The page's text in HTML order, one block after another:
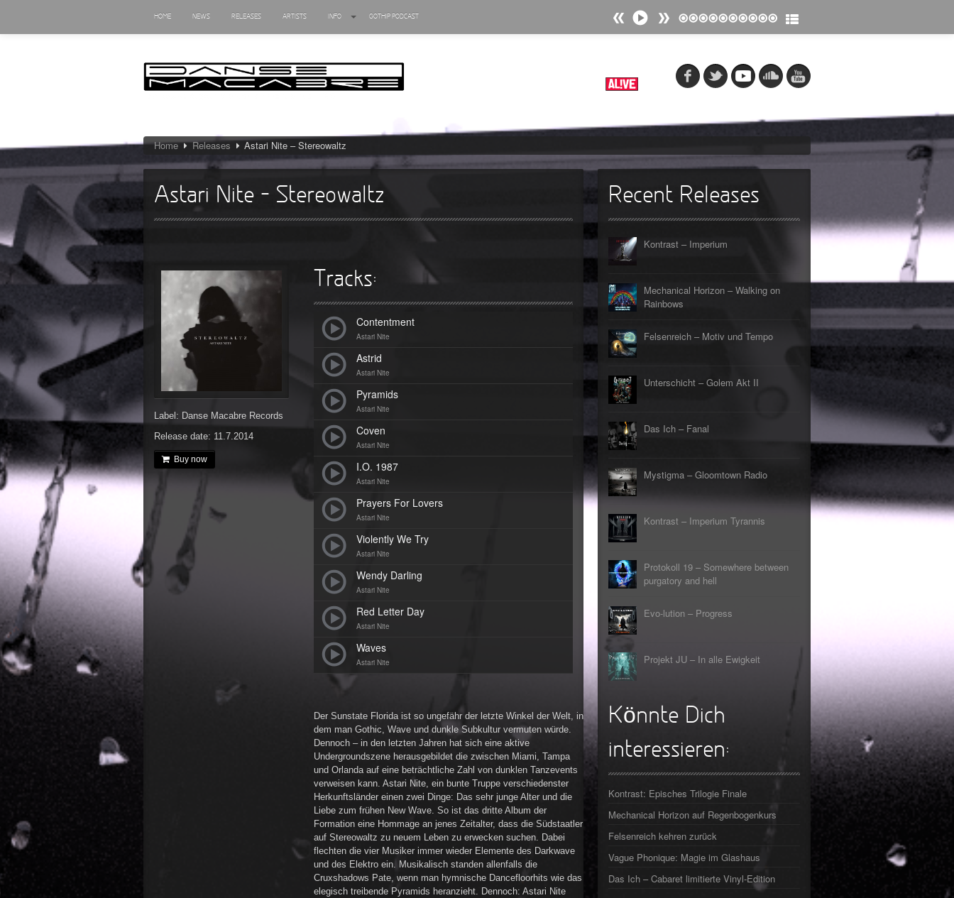
HOME NEWS RELEASES ARTISTS INFO GOTHIP PODCAST
►
►
►
►
►
►
►
Home Releases Astari Nite – Stereowaltz
Astari Nite – Stereowaltz
Label: Danse Macabre Records
Release date: 11.7.2014
Buy now
Tracks:
Contentment
Astari Nite
Astrid
Astari Nite
Pyramids
Astari Nite
Coven
Astari Nite
I.O. 1987
Astari Nite
Prayers For Lovers
Astari Nite
Violently We Try
Astari Nite
Wendy Darling
Astari Nite
Red Letter Day
Astari Nite
Waves
Astari Nite
Der Sunstate Florida ist so ungefähr der letzte Winkel der Welt, in
dem man Gothic, Wave und dunkle Subkultur vermuten würde.
Dennoch – in den letzten Jahren hat sich eine aktive
Undergroundszene herausgebildet die zwischen Miami, Tampa
und Orlanda auf eine beträchtliche Zahl von dunklen Tanzevents
verweisen kann. Astari Nite, ein bunte Truppe verschiedenster
Herkunftsländer einen zwei Dinge: Das sehr junge Alter und die
Liebe zum frühen New Wave. So ist das dritte Album der
Formation eine Hommage an jenes Zeitalter, dass die Südstaatler
auf Stereowaltz zu neuem Leben zu erwecken suchen. Dabei
flechten die vier Musiker immer wieder Elemente des Darkwave
und des Elektro ein. Musikalisch standen allenfalls die
Cruxshadows Pate, wenn man hymnische Dancefloorhits wie das
elegisch treibende Pyramids heranzieht. Dennoch: Astari Nite
Recent Releases
Kontrast – Imperium
Mechanical Horizon – Walking on
Rainbows
Felsenreich – Motiv und Tempo
Unterschicht – Golem Akt II
Das Ich – Fanal
Mystigma – Gloomtown Radio
Kontrast – Imperium Tyrannis
Protokoll 19 – Somewhere between
purgatory and hell
Evo-lution – Progress
Projekt JU – In alle Ewigkeit
Könnte Dich
interessieren:
Kontrast: Episches Trilogie Finale
Mechanical Horizon auf Regenbogenkurs
Felsenreich kehren zurück
Vague Phonique: Magie im Glashaus
Das Ich – Cabaret limitierte Vinyl-Edition